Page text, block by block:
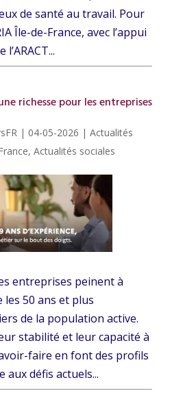
de santé au travail. Pour
Île-de-France, avec l’appui
richesse pour les entreprises
| 04-05-2026 | Actualités
, Actualités sociales
entreprises peinent à
50 ans et plus
de la population active.
stabilité et leur capacité à
faire en font des profils
défis actuels...